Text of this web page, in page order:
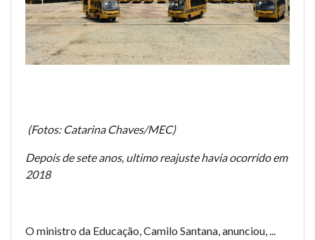
(Fotos: Catarina Chaves/MEC)
Depois de sete anos, ultimo reajuste havia ocorrido em
2018
O ministro da Educação, Camilo Santana, anunciou, ...